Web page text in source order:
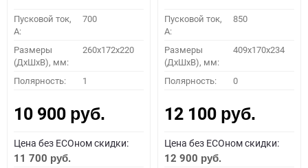
Пусковой ток,
A:
700
Размеры
(ДхШхВ), мм:
260x172x220
Полярность: 1
10 900 руб.
Цена без ECOном скидки:
11 700 руб.
Пусковой ток,
A:
850
Размеры
(ДхШхВ), мм:
409x170x234
Полярность: 0
12 100 руб.
Цена без ECOном скидки:
12 900 руб.